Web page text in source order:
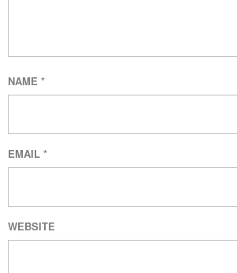
NAME *
EMAIL *
WEBSITE